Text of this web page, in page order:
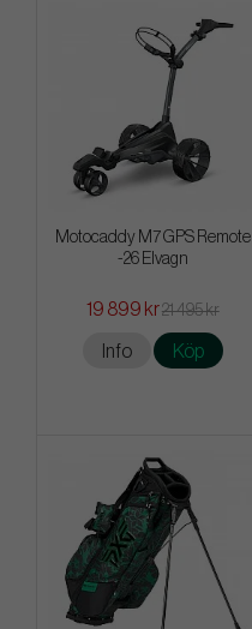
Motocaddy M7 GPS Remote
-26 Elvagn
19 899 kr21 495 kr
Info Köp